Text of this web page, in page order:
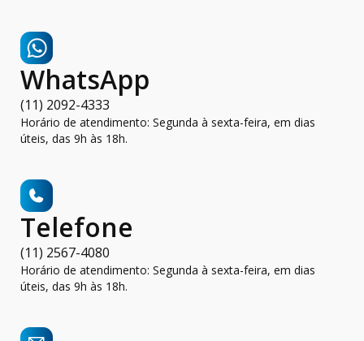
WhatsApp
(11) 2092-4333
Horário de atendimento: Segunda à sexta-feira, em dias
úteis, das 9h às 18h.
Telefone
(11) 2567-4080
Horário de atendimento: Segunda à sexta-feira, em dias
úteis, das 9h às 18h.